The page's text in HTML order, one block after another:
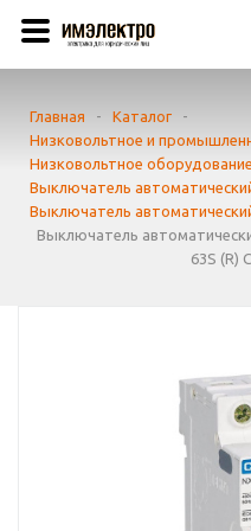
Главная - Каталог
-
Низковольтное и
Низковольтное оборудование
Выключатель
Выключатель
Выключатель
63S (R)